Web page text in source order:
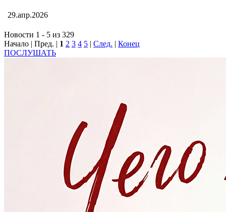
29.апр.2026
Новости 1 - 5 из 329
Начало | Пред. | 1 2 3 4 5 | След. | Конец
ПОСЛУШАТЬ